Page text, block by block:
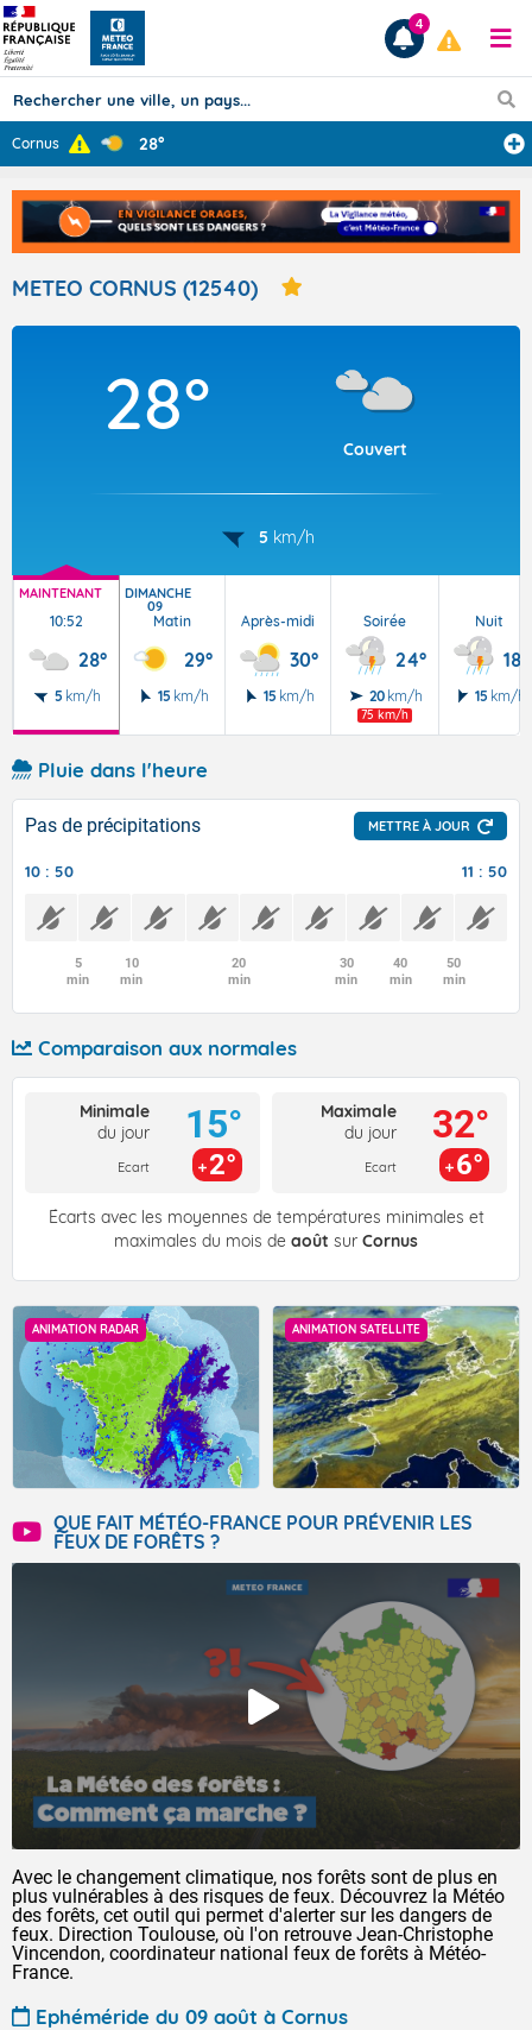
Prévisions
TOUS LES RÉSULTATS
Articles
4
Cornus 28°
METEO CORNUS (12540)
28°
Couvert
5 km/h
MAINTENANT
10:52
28°
5 km/h
DIMANCHE
09
Matin
29°
15 km/h
Après-midi
30°
15 km/h
Soirée
24°
20 km/h
75 km/h
Nuit
18°
15 km/h
Pluie dans l'heure
Pas de précipitations METTRE À JOUR
10 : 50 11 : 50
5
min
10
min
20
min
30
min
40
min
50
min
Comparaison aux normales
Minimale
du jour
Ecart
15°
2°
Maximale
du jour
Ecart
32°
6°
Écarts avec les moyennes de températures minimales et
maximales du mois de août sur Cornus
ANIMATION RADAR ANIMATION SATELLITE
QUE FAIT MÉTÉO-FRANCE POUR PRÉVENIR LES
FEUX DE FORÊTS ?
Avec le changement climatique, nos forêts sont de plus en
plus vulnérables à des risques de feux. Découvrez la Météo
des forêts, cet outil qui permet d'alerter sur les dangers de
feux. Direction Toulouse, où l'on retrouve Jean-Christophe
Vincendon, coordinateur national feux de forêts à Météo-
France.
Ephéméride du 09 août à Cornus